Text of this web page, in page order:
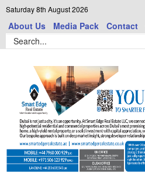
Saturday 8th August 2026
About Us Media Pack Contact